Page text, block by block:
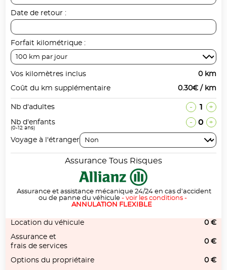
Date de retour :
Forfait kilométrique :
Vos kilomètres inclus
0 km
Coût du km supplémentaire
0.30€ / km
Nb d'adultes - 1 +
Nb d'enfants
(0-12 ans)
- 0 +
Voyage à l'étranger
Assurance Tous Risques
Assurance et assistance mécanique 24/24 en cas d'accident
ou de panne du véhicule - voir les conditions-
ANNULATION FLEXIBLE
Location du véhicule
0 €
Assurance et
frais de services
0 €
Options du propriétaire 0 €